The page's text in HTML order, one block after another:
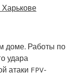
доме. Работы по
удара
атаки FPV-